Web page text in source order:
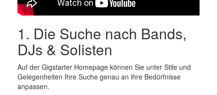
1. Die Suche nach Bands,
DJs & Solisten
Auf der Gigstarter Homepage können Sie unter Stile und
Gelegenheiten Ihre Suche genau an ihre Bedürfnisse
anpassen.